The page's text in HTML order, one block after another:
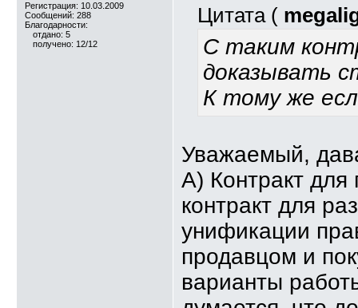
Регистрация: 10.03.2009
Сообщений: 288
Благодарности:
отдано: 5
получено: 12/12
Цитата (
С таким
доказывать
К тому же
Уважаемый,
А) Контракт для
контракт для
унификации
продавцом и
варианты